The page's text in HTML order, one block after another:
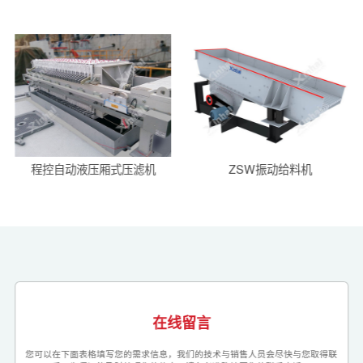
程控自动液压厢式压滤机 ZSW振动给料机
在线留言
您可以在下面表格填写您的需求信息，我们的技术与销售人员会尽快与您取得联